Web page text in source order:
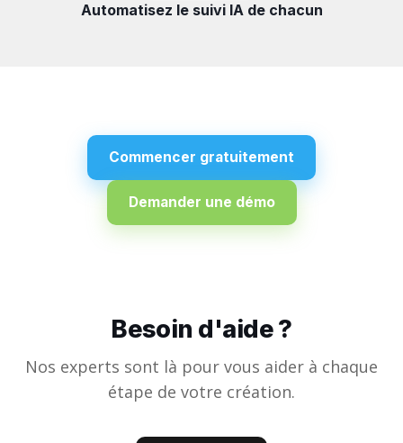
Automatisez le suivi IA de chacun
Commencer gratuitement
Demander une démo
Besoin d'aide ?
Nos experts sont là pour vous aider à chaque
étape de votre création.